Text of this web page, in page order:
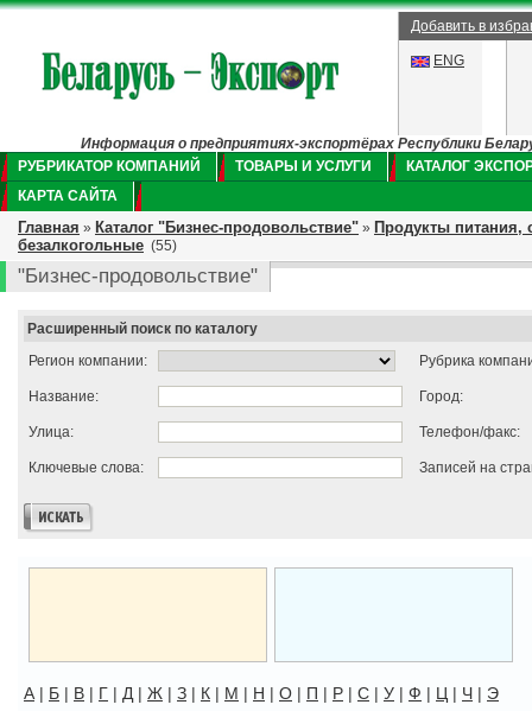
Добавить в
ENG
Информация о предприятиях-экспортёрах Республики
РУБРИКАТОР КОМПАНИЙ
ТОВАРЫ И УСЛУГИ
КАТАЛОГ
КАРТА САЙТА
Главная » Каталог "Бизнес-продовольствие" » Продукты питания,
безалкогольные (55)
"Бизнес-продовольствие"
Расширенный поиск по каталогу
Регион компании:
Рубрика
Название: Город:
Улица: Телефон/факс:
Ключевые слова: Записей на
А | Б | В | Г | Д | Ж | З | К | М | Н | О | П | Р | С | У | Ф | Ц | Ч | Э